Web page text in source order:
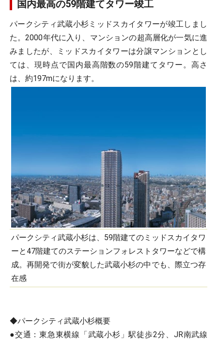
国内最高の59階建てタワー竣工
パークシティ武蔵小杉ミッドスカイタワーが竣工しまし
た。2000年代に入り、マンションの超高層化が一気に進
みましたが、ミッドスカイタワーは分譲マンションとし
ては、現時点で国内最高階数の59階建てタワー。高さ
は、約197mになります。
パークシティ武蔵小杉は、59階建てのミッドスカイタワ
ーと47階建てのステーションフォレストタワーなどで構
成。再開発で街が変貌した武蔵小杉の中でも、際立つ存
在感
◆パークシティ武蔵小杉概要
●交通：東急東横線「武蔵小杉」駅徒歩2分、JR南武線